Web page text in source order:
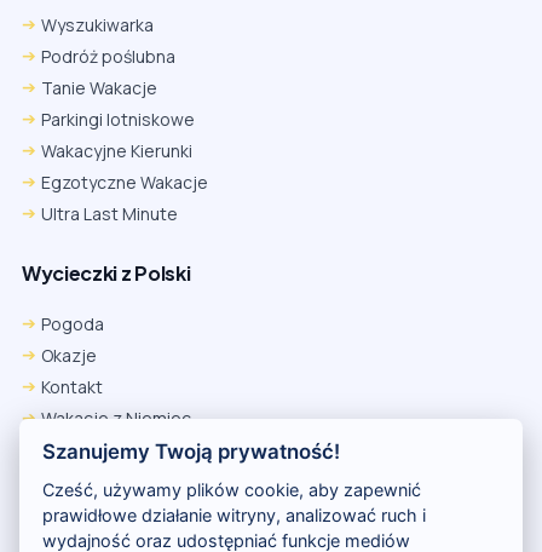
Wyszukiwarka
Podróż poślubna
Tanie Wakacje
Parkingi lotniskowe
Wakacyjne Kierunki
Egzotyczne Wakacje
Ultra Last Minute
Wycieczki z Polski
Pogoda
Okazje
Kontakt
Wakacje z Niemiec
Polityka Prywatności
Wakacje w Egipcie
Rankingi hoteli
Firefox
Ustawienia → Prywatność i bezpieczeństwo → Pliki cookie innych
firm → ustaw „Zezwalaj”.
Na czas rezerwacji nie blokuj cookies i śledzenia dla tej witryny.
Szanujemy Twoją prywatność!
Cześć, używamy plików cookie, aby zapewnić
prawidłowe działanie witryny, analizować ruch i
wydajność oraz udostępniać funkcje mediów